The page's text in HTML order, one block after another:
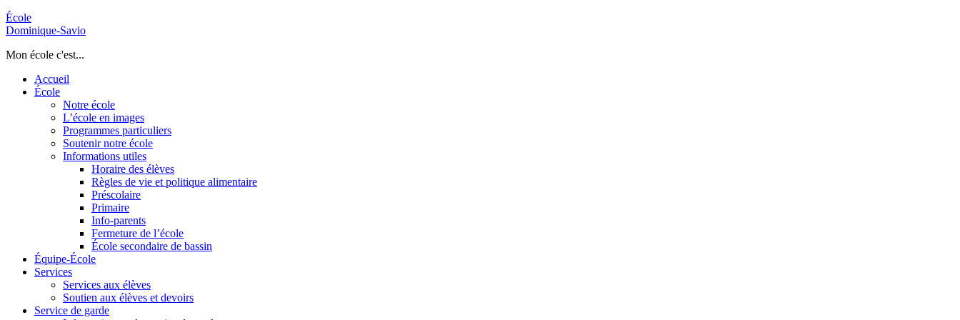
École
Dominique-Savio
Mon école c'est...
Accueil
École
Notre école
L’école en images
Programmes particuliers
Soutenir notre école
Informations utiles
Horaire des élèves
Règles de vie et politique alimentaire
Préscolaire
Primaire
Info-parents
Fermeture de l’école
École secondaire de bassin
Équipe-École
Services
Services aux élèves
Soutien aux élèves et devoirs
Service de garde